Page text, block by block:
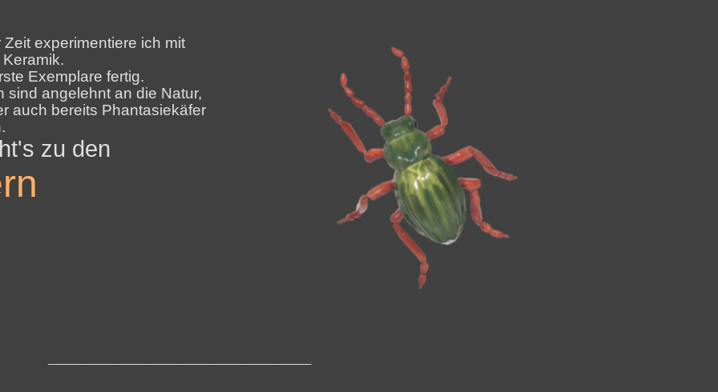
Zeit experimentiere ich mit
Exemplare fertig.
sind angelehnt an die Natur,
auch bereits Phantasiekäfer
zu den